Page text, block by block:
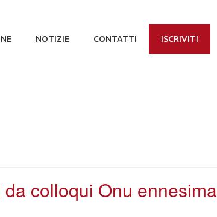
NOTIZIE CONTATTI ISCRIVITI
colloqui Onu ennesima